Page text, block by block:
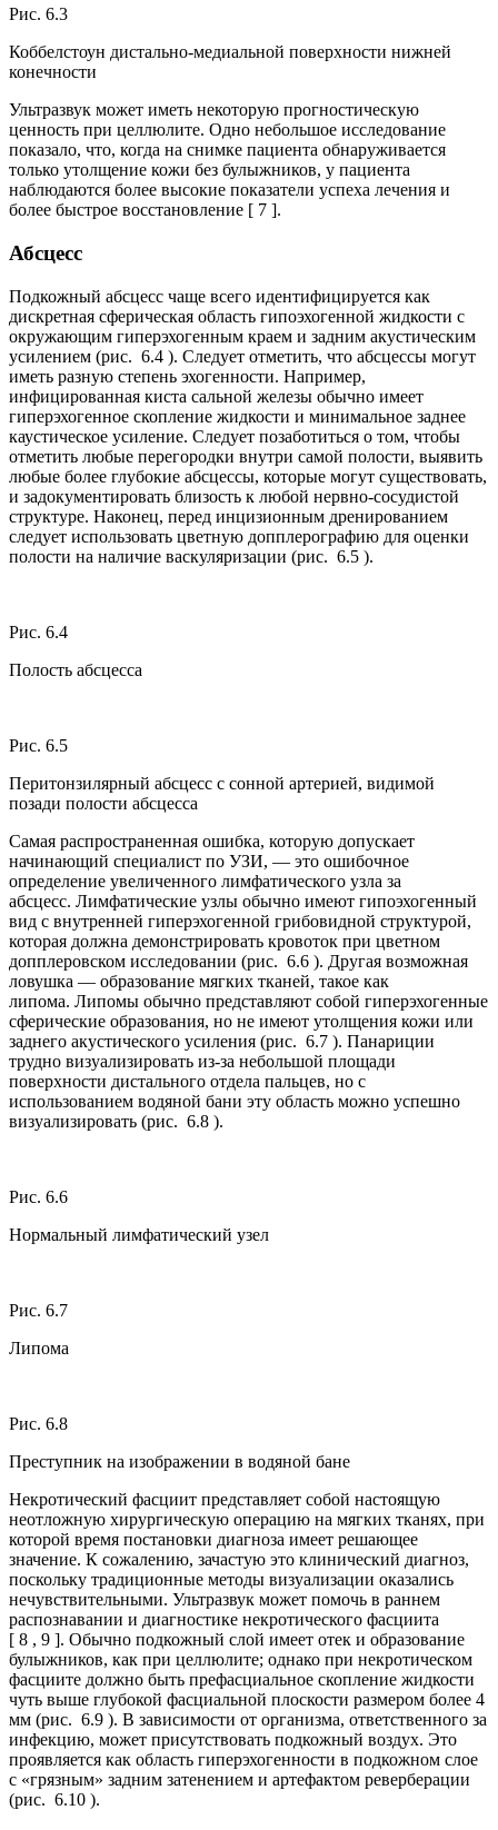
Рис. 6.3
Коббелстоун дистально-медиальной поверхности нижней
конечности
Ультразвук может иметь некоторую прогностическую
ценность при целлюлите. Одно небольшое исследование
показало, что, когда на снимке пациента обнаруживается
только утолщение кожи без булыжников, у пациента
наблюдаются более высокие показатели успеха лечения и
более быстрое восстановление [ 7 ].
Абсцесс
Подкожный абсцесс чаще всего идентифицируется как
дискретная сферическая область гипоэхогенной жидкости с
окружающим гиперэхогенным краем и задним акустическим
усилением (рис. 6.4 ). Следует отметить, что абсцессы могут
иметь разную степень эхогенности. Например,
инфицированная киста сальной железы обычно имеет
гиперэхогенное скопление жидкости и минимальное заднее
каустическое усиление. Следует позаботиться о том, чтобы
отметить любые перегородки внутри самой полости, выявить
любые более глубокие абсцессы, которые могут существовать,
и задокументировать близость к любой нервно-сосудистой
структуре. Наконец, перед инцизионным дренированием
следует использовать цветную допплерографию для оценки
полости на наличие васкуляризации (рис. 6.5 ).
Рис. 6.4
Полость абсцесса
Рис. 6.5
Перитонзилярный абсцесс с сонной артерией, видимой
позади полости абсцесса
Самая распространенная ошибка, которую допускает
начинающий специалист по УЗИ, — это ошибочное
определение увеличенного лимфатического узла за
абсцесс. Лимфатические узлы обычно имеют гипоэхогенный
вид с внутренней гиперэхогенной грибовидной структурой,
которая должна демонстрировать кровоток при цветном
допплеровском исследовании (рис. 6.6 ). Другая возможная
ловушка — образование мягких тканей, такое как
липома. Липомы обычно представляют собой гиперэхогенные
сферические образования, но не имеют утолщения кожи или
заднего акустического усиления (рис. 6.7 ). Панариции
трудно визуализировать из-за небольшой площади
поверхности дистального отдела пальцев, но с
использованием водяной бани эту область можно успешно
визуализировать (рис. 6.8 ).
Рис. 6.6
Нормальный лимфатический узел
Рис. 6.7
Липома
Рис. 6.8
Преступник на изображении в водяной бане
Некротический фасциит представляет собой настоящую
неотложную хирургическую операцию на мягких тканях, при
которой время постановки диагноза имеет решающее
значение. К сожалению, зачастую это клинический диагноз,
поскольку традиционные методы визуализации оказались
нечувствительными. Ультразвук может помочь в раннем
распознавании и диагностике некротического фасциита
[ 8 , 9 ]. Обычно подкожный слой имеет отек и образование
булыжников, как при целлюлите; однако при некротическом
фасциите должно быть префасциальное скопление жидкости
чуть выше глубокой фасциальной плоскости размером более 4
мм (рис. 6.9 ). В зависимости от организма, ответственного за
инфекцию, может присутствовать подкожный воздух. Это
проявляется как область гиперэхогенности в подкожном слое
с «грязным» задним затенением и артефактом реверберации
(рис. 6.10 ).